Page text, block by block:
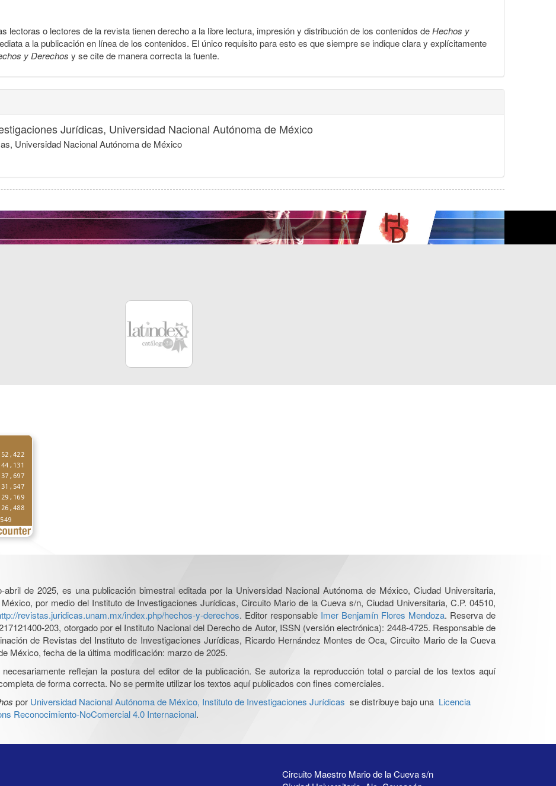
lectoras o lectores de la revista tienen derecho a la libre lectura, impresión y distribución de los contenidos deHechos y
a la publicación en línea de los contenidos. El único requisito para esto es que siempre se indique clara y explícitamente
y Derechos y se cite de manera correcta la fuente.
Jurídicas, Universidad Nacional Autónoma de México
Universidad Nacional Autónoma de México
de 2025, es una publicación bimestral editada por la Universidad Nacional Autónoma de México, Ciudad Universitaria,
por medio del Instituto de Investigaciones Jurídicas, Circuito Mario de la Cueva s/n, Ciudad Universitaria, C.P. 04510,
revistas.juridicas.unam.mx/index.php/hechos-y-derechos. Editor responsable Imer Benjamín Flores Mendoza. Reserva de
203, otorgado por el Instituto Nacional del Derecho de Autor, ISSN (versión electrónica): 2448-4725. Responsable de
de Revistas del Instituto de Investigaciones Jurídicas, Ricardo Hernández Montes de Oca, Circuito Mario de la Cueva
México, fecha de la última modificación: marzo de 2025.
reflejan la postura del editor de la publicación. Se autoriza la reproducción total o parcial de los textos aquí
de forma correcta. No se permite utilizar los textos aquí publicados con fines comerciales.
por Universidad Nacional Autónoma de México, Instituto de Investigaciones Jurídicas se distribuye bajo una Licencia
Reconocimiento-NoComercial 4.0 Internacional.
Circuito Maestro Mario de la Cueva s/n